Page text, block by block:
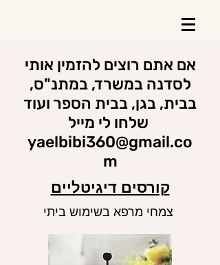
אם אתם רוצים להזמין אותי
לסדנהבמשרד, במתנ"ס,
בבית, בגן, בבית הספר ועוד
שלחו לי מייל
yaelbibi360@gmail.co
m
קורסים דיגיטליים
צמחי מרפא בשימוש ביתי